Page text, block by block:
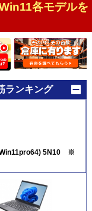
各モデルを
ランキング
5N10 ※